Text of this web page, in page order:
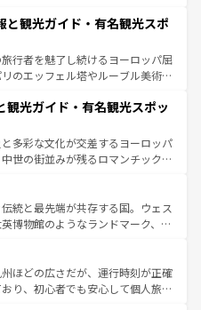
、忘れられない旅をしてみよう！
報は
、情熱的なフラメンコ、熱気あふ
いタパスが生活の一部となってい
練された雰囲気や、バルセロナの
、地方では古代ローマ遺跡や中世
や気候が異なるスペインはその個
ほしい。
と観光ガイド・有名観光スポ
行者を魅了し続けるヨーロッパ屈
のエッフェル塔やルーブル美術館
ている。華麗な宮殿、歴史的な大
して豊かな自然が、訪れる者を心
ランスは美食の国としても知ら
スコ無形文化遺産にも登録されて
ど、多彩な楽しみ方が可能だ。さ
も魅力が溢れており、どの街角に
づいている。パリ以外の個性あふ
観光ガイド・有名観光スポッ
多彩な文化が交差するヨーロッパ
世の街並みが残るロマンチック街
を歩いても飽きることがない。ベ
イエルン州のアルプスの絶景、そ
ン畑といった風景は必見。ビール
してほしい。 なお、新着の
一覧を参照してほしい。
統と最先端が共存する国。ウェス
博物館のようなランドマーク、歴
ある。また、優雅なアフタヌーン
たまらない英国パブ、サッカー観
できる体験も豊富。イギリスを旅
ほどの広さだが、運行時刻が正確
り、初心者でも安心して個人旅行